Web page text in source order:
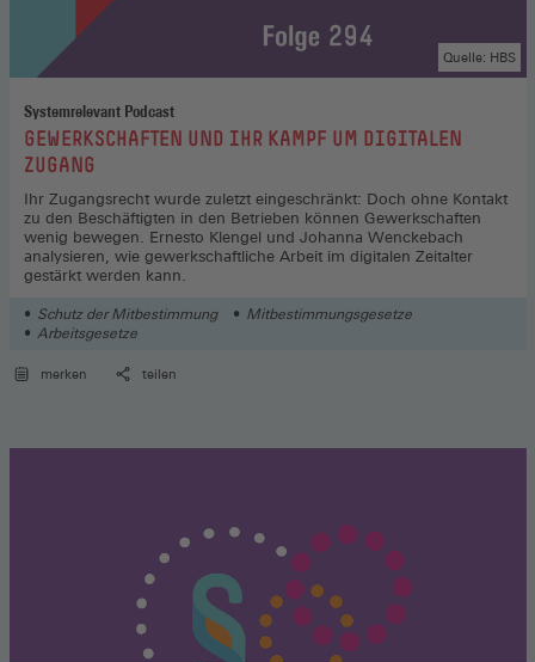
Systemrelevant Podcast
:GEWERKSCHAFTEN UND IHR KAMPF UM DIGITALEN
ZUGANG
Quelle: HBS
Ihr Zugangsrecht wurde zuletzt eingeschränkt: Doch ohne Kontakt
zu den Beschäftigten in den Betrieben können Gewerkschaften
wenig bewegen. Ernesto Klengel und Johanna Wenckebach
analysieren, wie gewerkschaftliche Arbeit im digitalen Zeitalter
gestärkt werden kann.
Schutz der Mitbestimmung
Mitbestimmungsgesetze
Arbeitsgesetze
merken teilen